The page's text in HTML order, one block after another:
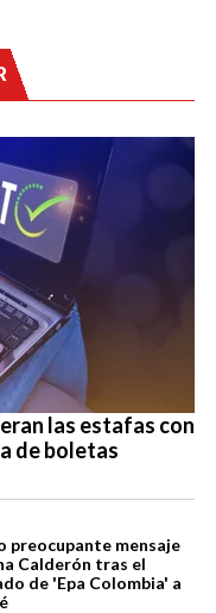
las estafas con
de boletas
preocupante mensaje
Calderón tras el
de 'Epa Colombia' a